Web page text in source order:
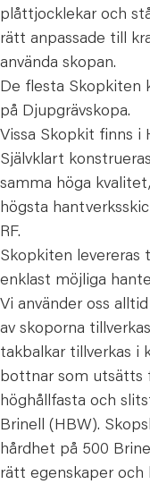
plåttjocklekar och
rätt anpassade till
använda skopan.
De flesta Skopkiten
på Djupgrävskopa.
Vissa Skopkit finns i
Självklart
samma höga
högsta
RF.
Skopkiten levereras
enklast möjliga
Vi använder oss
av skoporna
takbalkar tillverkas i
bottnar som utsätts
höghållfasta och
Brinell (HBW).
hårdhet på 500
rätt egenskaper och